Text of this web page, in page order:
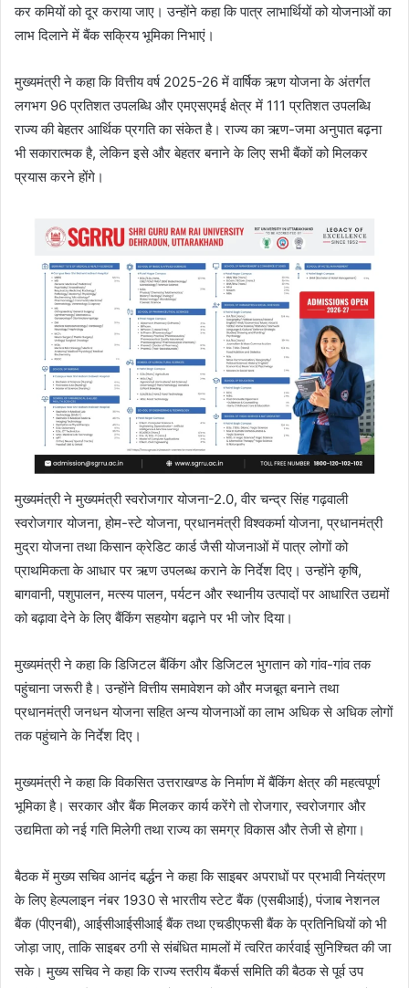
कर कमियों को दूर कराया जाए। उन्होंने कहा कि पात्र लाभार्थियों को योजनाओं का
लाभ दिलाने में बैंक सक्रिय भूमिका निभाएं।
मुख्यमंत्री ने कहा कि वित्तीय वर्ष 2025-26 में वार्षिक ऋण योजना के अंतर्गत
लगभग 96 प्रतिशत उपलब्धि और एमएसएमई क्षेत्र में 111 प्रतिशत उपलब्धि
राज्य की बेहतर आर्थिक प्रगति का संकेत है। राज्य का ऋण-जमा अनुपात बढ़ना
भी सकारात्मक है, लेकिन इसे और बेहतर बनाने के लिए सभी बैंकों को मिलकर
प्रयास करने होंगे।
मुख्यमंत्री ने मुख्यमंत्री स्वरोजगार योजना-2.0, वीर चन्द्र सिंह गढ़वाली
स्वरोजगार योजना, होम-स्टे योजना, प्रधानमंत्री विश्वकर्मा योजना, प्रधानमंत्री
मुद्रा योजना तथा किसान क्रेडिट कार्ड जैसी योजनाओं में पात्र लोगों को
प्राथमिकता के आधार पर ऋण उपलब्ध कराने के निर्देश दिए। उन्होंने कृषि,
बागवानी, पशुपालन, मत्स्य पालन, पर्यटन और स्थानीय उत्पादों पर आधारित उद्यमों
को बढ़ावा देने के लिए बैंकिंग सहयोग बढ़ाने पर भी जोर दिया।
मुख्यमंत्री ने कहा कि डिजिटल बैंकिंग और डिजिटल भुगतान को गांव-गांव तक
पहुंचाना जरूरी है। उन्होंने वित्तीय समावेशन को और मजबूत बनाने तथा
प्रधानमंत्री जनधन योजना सहित अन्य योजनाओं का लाभ अधिक से अधिक लोगों
तक पहुंचाने के निर्देश दिए।
मुख्यमंत्री ने कहा कि विकसित उत्तराखण्ड के निर्माण में बैंकिंग क्षेत्र की महत्वपूर्ण
भूमिका है। सरकार और बैंक मिलकर कार्य करेंगे तो रोजगार, स्वरोजगार और
उद्यमिता को नई गति मिलेगी तथा राज्य का समग्र विकास और तेजी से होगा।
बैठक में मुख्य सचिव आनंद बर्द्धन ने कहा कि साइबर अपराधों पर प्रभावी नियंत्रण
के लिए हेल्पलाइन नंबर 1930 से भारतीय स्टेट बैंक (एसबीआई), पंजाब नेशनल
बैंक (पीएनबी), आईसीआईसीआई बैंक तथा एचडीएफसी बैंक के प्रतिनिधियों को भी
जोड़ा जाए, ताकि साइबर ठगी से संबंधित मामलों में त्वरित कार्रवाई सुनिश्चित की जा
सके। मुख्य सचिव ने कहा कि राज्य स्तरीय बैंकर्स समिति की बैठक से पूर्व उप